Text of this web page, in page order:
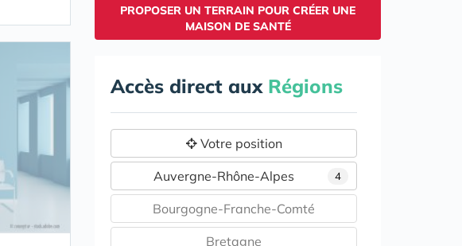
PROPOSER UN TERRAIN POUR CRÉER UNE
MAISON DE SANTÉ
Accès direct aux Régions
Votre position
4
Auvergne-Rhône-Alpes
Bourgogne-Franche-Comté
Bretagne